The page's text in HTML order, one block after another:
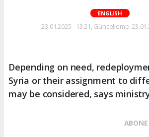
ENGLISH
23.01.2025 - 13:21, Güncelleme:
Depending on need,
Syria or their assignment to
may be considered, says